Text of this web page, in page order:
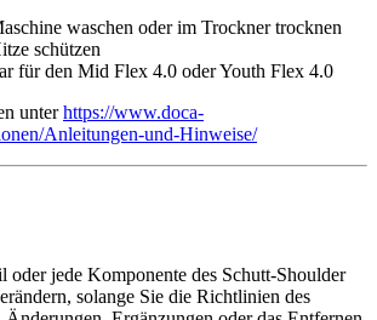
waschen oder im Trockner trocknen
schützen
für den Mid Flex 4.0 oder Youth Flex 4.0
unterhttps://www.doca-
Anleitungen-und-Hinweise/
oder jede Komponente des Schutt-Shoulder
solange Sie die Richtlinien des